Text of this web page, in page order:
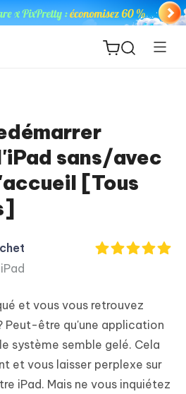
sans/avec
[Tous
iPad
et vous vous retrouvez
Peut-être qu'une application
système semble gelé. Cela
et vous laisser perplexe sur
iPad. Mais ne vous inquiétez